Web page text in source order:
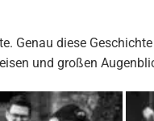
Genau diese
und großen